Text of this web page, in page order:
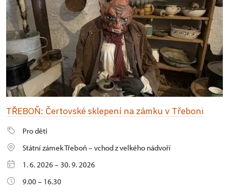
TŘEBOŇ: Čertovské sklepení na zámku v Třeboni
Pro děti
Státní zámek Třeboň – vchod z velkého nádvoří
1. 6. 2026 – 30. 9. 2026
9.00 – 16.30